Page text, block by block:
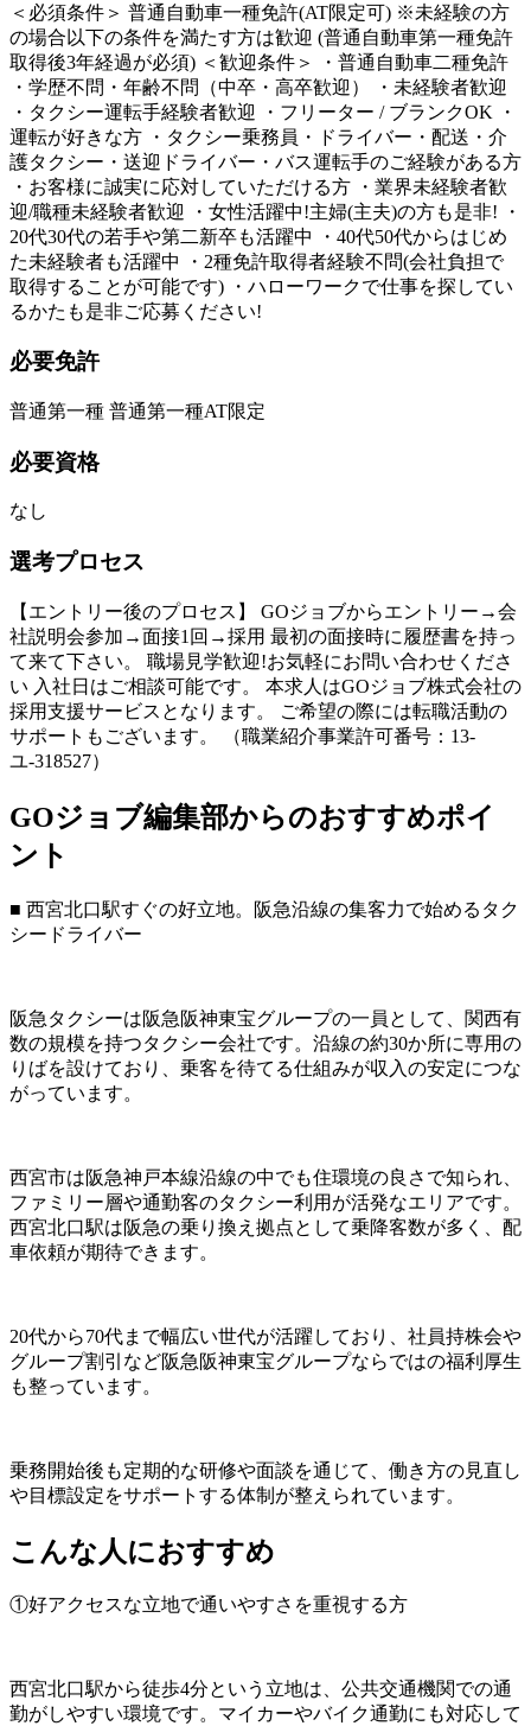
＜必須条件＞ 普通自動車一種免許(AT限定可) ※未経験の方
の場合以下の条件を満たす方は歓迎 (普通自動車第一種免許
取得後3年経過が必須) ＜歓迎条件＞ ・普通自動車二種免許
・学歴不問・年齢不問（中卒・高卒歓迎） ・未経験者歓迎
・タクシー運転手経験者歓迎 ・フリーター / ブランクOK ・
運転が好きな方 ・タクシー乗務員・ドライバー・配送・介
護タクシー・送迎ドライバー・バス運転手のご経験がある方
・お客様に誠実に応対していただける方 ・業界未経験者歓
迎/職種未経験者歓迎 ・女性活躍中!主婦(主夫)の方も是非! ・
20代30代の若手や第二新卒も活躍中 ・40代50代からはじめ
た未経験者も活躍中 ・2種免許取得者経験不問(会社負担で
取得することが可能です) ・ハローワークで仕事を探してい
るかたも是非ご応募ください!
必要免許
普通第一種 普通第一種AT限定
必要資格
なし
選考プロセス
【エントリー後のプロセス】 GOジョブからエントリー→会
社説明会参加→面接1回→採用 最初の面接時に履歴書を持っ
て来て下さい。 職場見学歓迎!お気軽にお問い合わせくださ
い 入社日はご相談可能です。 本求人はGOジョブ株式会社の
採用支援サービスとなります。 ご希望の際には転職活動の
サポートもございます。 （職業紹介事業許可番号：13-
ユ-318527）
GOジョブ編集部からのおすすめポイ
ント
■ 西宮北口駅すぐの好立地。阪急沿線の集客力で始めるタク
シードライバー
阪急タクシーは阪急阪神東宝グループの一員として、関西有
数の規模を持つタクシー会社です。沿線の約30か所に専用の
りばを設けており、乗客を待てる仕組みが収入の安定につな
がっています。
西宮市は阪急神戸本線沿線の中でも住環境の良さで知られ、
ファミリー層や通勤客のタクシー利用が活発なエリアです。
西宮北口駅は阪急の乗り換え拠点として乗降客数が多く、配
車依頼が期待できます。
20代から70代まで幅広い世代が活躍しており、社員持株会や
グループ割引など阪急阪神東宝グループならではの福利厚生
も整っています。
乗務開始後も定期的な研修や面談を通じて、働き方の見直し
や目標設定をサポートする体制が整えられています。
こんな人におすすめ
①好アクセスな立地で通いやすさを重視する方
西宮北口駅から徒歩4分という立地は、公共交通機関での通
勤がしやすい環境です。マイカーやバイク通勤にも対応して